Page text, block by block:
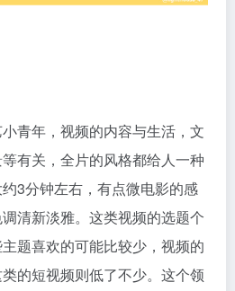
青年，视频的内容与生活，文
有关，全片的风格都给人一种
3分钟左右，有点微电影的感
清新淡雅。这类视频的选题个
题喜欢的可能比较少，视频的
的短视频则低了不少。这个领